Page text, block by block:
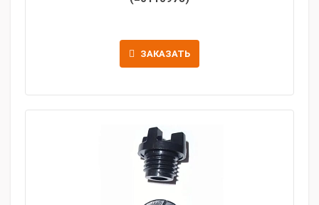
ЗАКАЗАТЬ